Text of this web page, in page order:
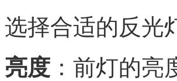
选择合适的反光
亮度 ：前灯的